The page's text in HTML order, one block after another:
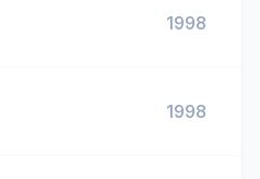
1998
1998